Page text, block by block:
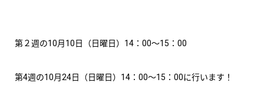
第２週の10月10日（日曜日）14：00～15：00
第4週の10月24日（日曜日）14：00～15：00に行います！